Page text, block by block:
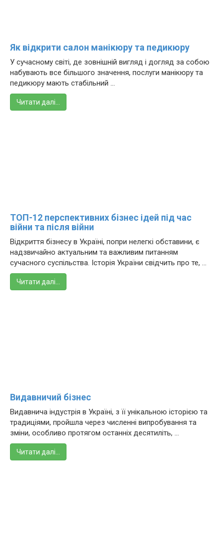
Як відкрити салон манікюру та педикюру
У сучасному світі, де зовнішній вигляд і догляд за собою
набувають все більшого значення, послуги манікюру та
педикюру мають стабільний ...
Читати далі…
ТОП-12 перспективних бізнес ідей під час
війни та після війни
Відкриття бізнесу в Україні, попри нелегкі обставини, є
надзвичайно актуальним та важливим питанням
сучасного суспільства. Історія України свідчить про те, ...
Читати далі…
Видавничий бізнес
Видавнича індустрія в Україні, з її унікальною історією та
традиціями, пройшла через численні випробування та
зміни, особливо протягом останніх десятиліть, ...
Читати далі…